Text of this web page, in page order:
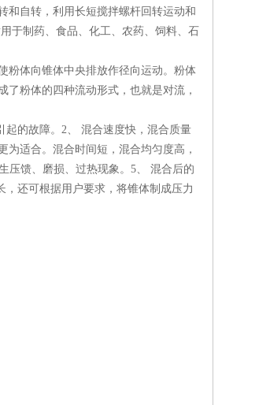
和自转，利用长短搅拌螺杆回转运动和
于制药、食品、化工、农药、饲料、石
粉体向锥体中央排放作径向运动。粉体
粉体的四种流动形式，也就是对流，
起的故障。2、 混合速度快，混合质量
适合。混合时间短，混合均匀度高，
压馈、磨损、过热现象。5、 混合后的
还可根据用户要求，将锥体制成压力